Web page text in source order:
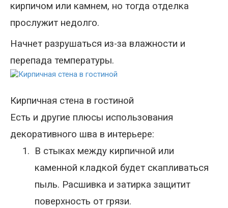
кирпичом или камнем, но тогда отделка
прослужит недолго.
Начнет разрушаться из-за влажности и
перепада температуры.
Кирпичная стена в гостиной
Есть и другие плюсы использования
декоративного шва в интерьере:
1. В стыках между кирпичной или
каменной кладкой будет скапливаться
пыль. Расшивка и затирка защитит
поверхность от грязи.